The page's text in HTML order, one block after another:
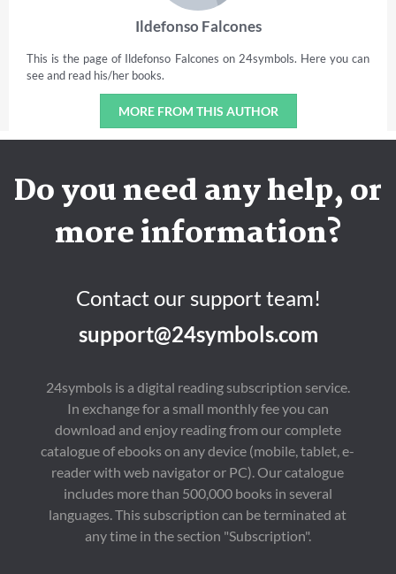
Ildefonso Falcones
This is the page of Ildefonso Falcones on 24symbols. Here you can
see and read his/her books.
MORE FROM THIS AUTHOR
Do you need any help, or
more information?
Contact our support team!
support@24symbols.com
24symbols is a digital reading subscription service.
In exchange for a small monthly fee you can
download and enjoy reading from our complete
catalogue of ebooks on any device (mobile, tablet, e-
reader with web navigator or PC). Our catalogue
includes more than 500,000 books in several
languages. This subscription can be terminated at
any time in the section "Subscription".